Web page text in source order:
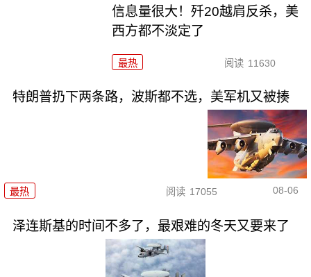
信息量很大！歼20越肩反杀，美
西方都不淡定了
最热 阅读 11630
特朗普扔下两条路，波斯都不选，美军机又被揍
最热 阅读 17055 08-06
泽连斯基的时间不多了，最艰难的冬天又要来了